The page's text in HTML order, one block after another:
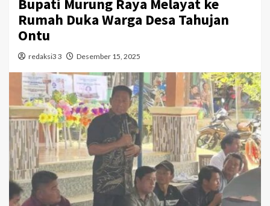
Bupati Murung Raya Melayat ke
Rumah Duka Warga Desa Tahujan
Ontu
redaksi3 3 Desember 15, 2025